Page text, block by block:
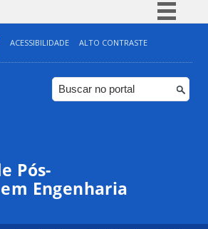
Simplifique!
Comunica BR
Participe
ACESSIBILIDADE
ALTO CONTRASTE
Pós-
Engenharia